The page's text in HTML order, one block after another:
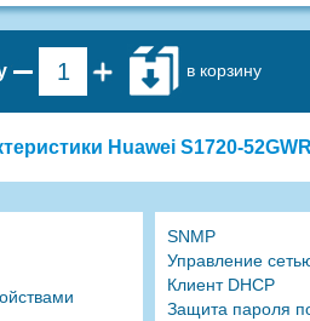
в корзину
Huawei S1720-
SNMP
Управление
Клиент DHCP
Защита пароля